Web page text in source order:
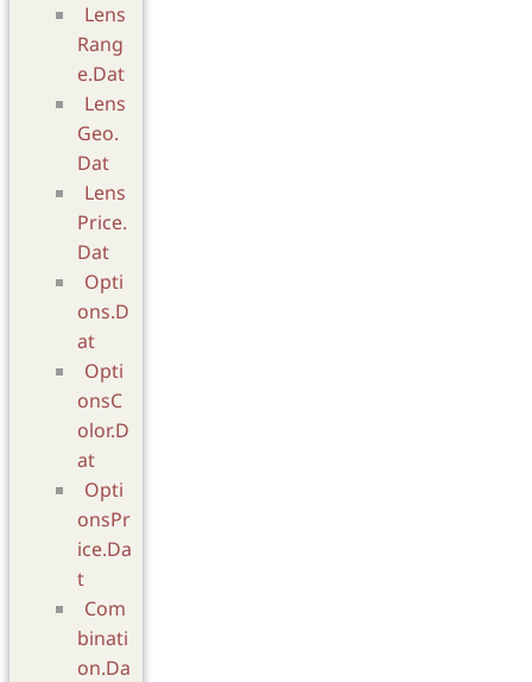
Lens
Rang
e.Dat
Lens
Geo.
Dat
Lens
Price.
Dat
Opti
ons.D
at
Opti
onsC
olor.D
at
Opti
onsPr
ice.Da
t
Com
binati
on.Da